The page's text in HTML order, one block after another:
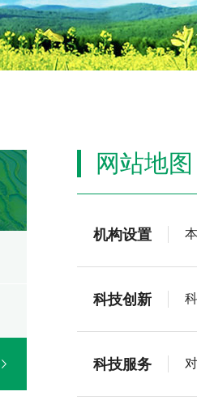
网站地图
机构设置
科技创新
科技服务